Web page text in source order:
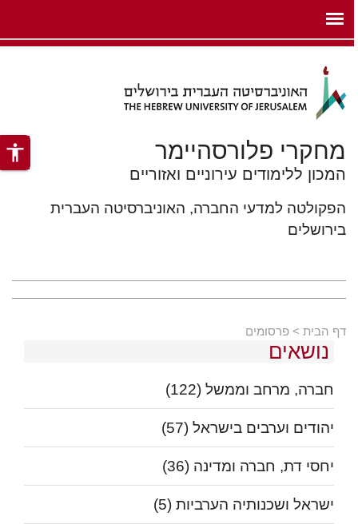
לתוכן העיקרי
גבוהה
מחקרי פלורסהיימר
המכון ללימודים עירוניים ואזוריים
הפקולטה למדעי החברה, האוניברסיטה העברית
בירושלים
accessibility
דף הבית פרסומים
נושאים
חברה, מרחב וממשל (122)
יהודים וערבים בישראל (57)
יחסי דת, חברה ומדינה (36)
ישראל ושכנותיה הערביות (5)